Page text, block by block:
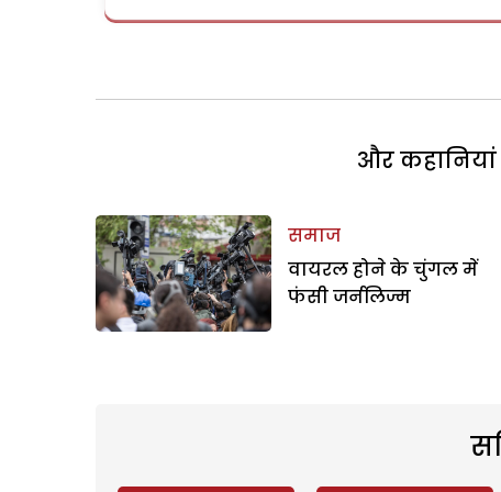
और
समाज
वायरल होने के चुंगल में
फंसी जर्नलिज्म